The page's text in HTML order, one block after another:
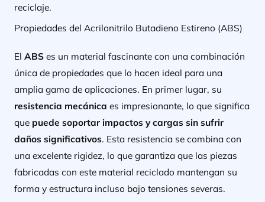
reciclaje.
Propiedades del Acrilonitrilo Butadieno Estireno (ABS)
El ABS es un material fascinante con una combinación
única de propiedades que lo hacen ideal para una
amplia gama de aplicaciones. En primer lugar, su
resistencia mecánica es impresionante, lo que significa
que puede soportar impactos y cargas sin sufrir
daños significativos. Esta resistencia se combina con
una excelente rigidez, lo que garantiza que las piezas
fabricadas con este material reciclado mantengan su
forma y estructura incluso bajo tensiones severas.